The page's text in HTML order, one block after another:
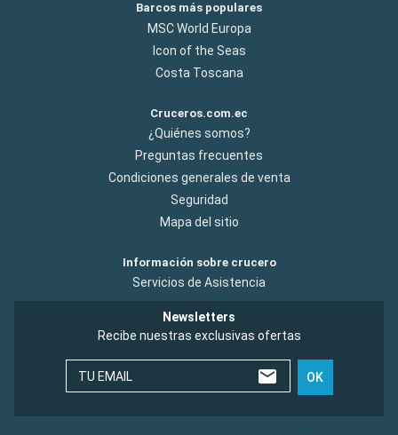
Barcos más populares
MSC World Europa
Icon of the Seas
Costa Toscana
Cruceros.com.ec
¿Quiénes somos?
Preguntas frecuentes
Condiciones generales de venta
Seguridad
Mapa del sitio
Información sobre crucero
Servicios de Asistencia
Newsletters
Recibe nuestras exclusivas ofertas
TU EMAIL OK